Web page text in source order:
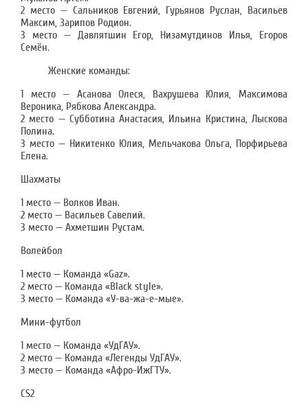
2 место — Сальников Евгений, Гурьянов Руслан, Васильев
Максим, Зарипов Родион.
3 место — Давлятшин Егор, Низамутдинов Илья, Егоров
Семён.
Женские команды:
1 место — Асанова Олеся, Вахрушева Юлия, Максимова
Вероника, Рябкова Александра.
2 место — Субботина Анастасия, Ильина Кристина, Лыскова
Полина.
3 место — Никитенко Юлия, Мельчакова Ольга, Порфирьева
Елена.
Шахматы
1 место — Волков Иван.
2 место — Васильев Савелий.
3 место — Ахметшин Рустам.
Волейбол
1 место — Команда «Gaz».
2 место — Команда «Black style».
3 место — Команда «У-ва-жа-е-мые».
Мини-футбол
1 место — Команда «УдГАУ».
2 место — Команда «Легенды УдГАУ».
3 место — Команда «Афро-ИжГТУ».
CS2